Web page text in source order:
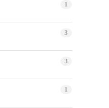
1
3
3
1